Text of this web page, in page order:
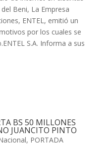
Beni, La Empresa
ENTEL, emitió un
por los cuales se
S.A. Informa a sus
BS 50 MILLONES
JUANCITO PINTO
, PORTADA